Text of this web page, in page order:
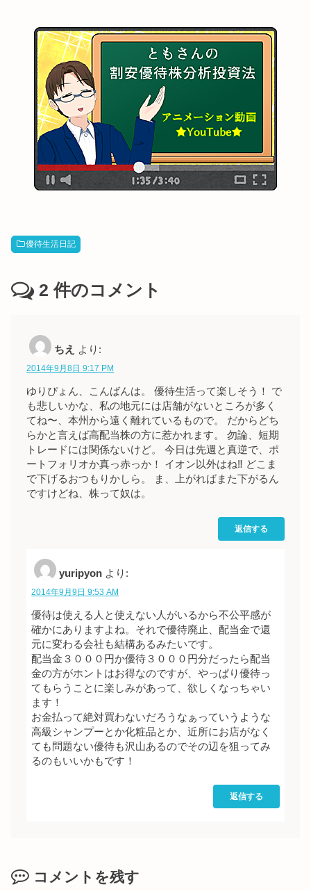
優待生活日記
2 件のコメント
ちえ より:
2014年9月8日 9:17 PM
ゆりぴょん、こんばんは。 優待生活って楽しそう！ で
も悲しいかな、私の地元には店舗がないところが多く
てね〜、本州から遠く離れているもので。 だからどち
らかと言えば高配当株の方に惹かれます。 勿論、短期
トレードには関係ないけど。 今日は先週と真逆で、ポ
ートフォリオか真っ赤っか！ イオン以外はね‼︎ どこま
で下げるおつもりかしら。 ま、上がればまた下がるん
ですけどね、株って奴は。
返信する
yuripyon より:
2014年9月9日 9:53 AM
優待は使える人と使えない人がいるから不公平感が
確かにありますよね。それで優待廃止、配当金で還
元に変わる会社も結構あるみたいです。
配当金３０００円か優待３０００円分だったら配当
金の方がホントはお得なのですが、やっぱり優待っ
てもらうことに楽しみがあって、欲しくなっちゃい
ます！
お金払って絶対買わないだろうなぁっていうような
高級シャンプーとか化粧品とか、近所にお店がなく
ても問題ない優待も沢山あるのでその辺を狙ってみ
るのもいいかもです！
返信する
コメントを残す